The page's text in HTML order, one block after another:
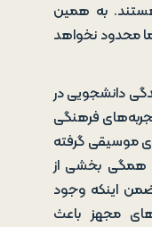
به همین
محدود نخواهد
دانشجویی در
فرهنگی
موسیقی گرفته
همگی بخشی از
اینکه وجود
مجهز باعث